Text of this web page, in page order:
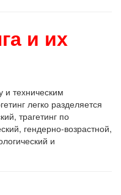
и их
и техническим
легко разделяется
трагетинг по
гендерно-возрастной,
и